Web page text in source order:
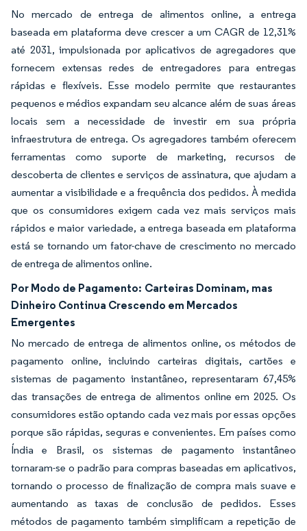
No mercado de entrega de alimentos online, a entrega
baseada em plataforma deve crescer a um CAGR de 12,31%
até 2031, impulsionada por aplicativos de agregadores que
fornecem extensas redes de entregadores para entregas
rápidas e flexíveis. Esse modelo permite que restaurantes
pequenos e médios expandam seu alcance além de suas áreas
locais sem a necessidade de investir em sua própria
infraestrutura de entrega. Os agregadores também oferecem
ferramentas como suporte de marketing, recursos de
descoberta de clientes e serviços de assinatura, que ajudam a
aumentar a visibilidade e a frequência dos pedidos. À medida
que os consumidores exigem cada vez mais serviços mais
rápidos e maior variedade, a entrega baseada em plataforma
está se tornando um fator-chave de crescimento no mercado
de entrega de alimentos online.
Por Modo de Pagamento: Carteiras Dominam, mas
Dinheiro Continua Crescendo em Mercados
Emergentes
No mercado de entrega de alimentos online, os métodos de
pagamento online, incluindo carteiras digitais, cartões e
sistemas de pagamento instantâneo, representaram 67,45%
das transações de entrega de alimentos online em 2025. Os
consumidores estão optando cada vez mais por essas opções
porque são rápidas, seguras e convenientes. Em países como
Índia e Brasil, os sistemas de pagamento instantâneo
tornaram-se o padrão para compras baseadas em aplicativos,
tornando o processo de finalização de compra mais suave e
aumentando as taxas de conclusão de pedidos. Esses
métodos de pagamento também simplificam a repetição de